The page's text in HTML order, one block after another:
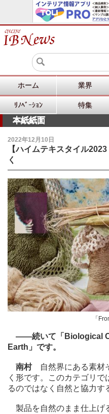
ホーム 業界
ﾘﾉﾍﾞｰｼｮﾝ 特集
本紙紙面
2022年12月10日
【ハイムテキスタイル
く
「
――続いて「Biological
Earth」です。
南村自然界にある素材
く形です。このカテゴリ
るのではなく自然と協力す
製品を自然のまま仕上げ